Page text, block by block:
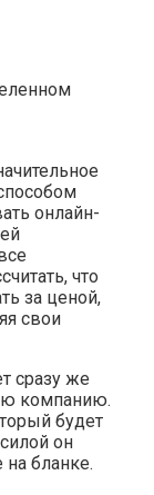
онлайн-
что
за ценой,
свои
сразу же
компанию.
будет
он
бланке.